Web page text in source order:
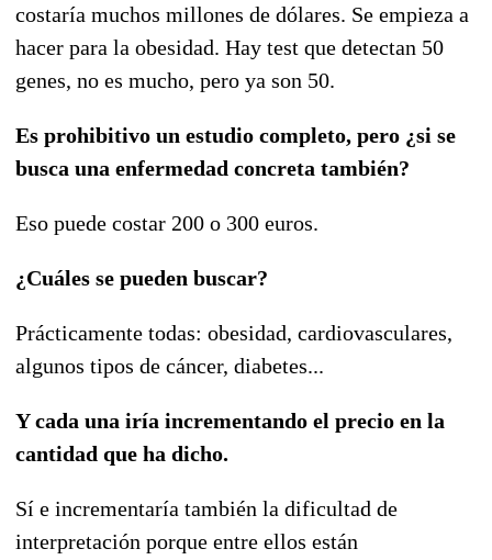
costaría muchos millones de dólares. Se empieza a
hacer para la obesidad. Hay test que detectan 50
genes, no es mucho, pero ya son 50.
Es prohibitivo un estudio completo, pero ¿si se
busca una enfermedad concreta también?
Eso puede costar 200 o 300 euros.
¿Cuáles se pueden buscar?
Prácticamente todas: obesidad, cardiovasculares,
algunos tipos de cáncer, diabetes...
Y cada una iría incrementando el precio en la
cantidad que ha dicho.
Sí e incrementaría también la dificultad de
interpretación porque entre ellos están